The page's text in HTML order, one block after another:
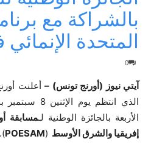
بالشراكة مع
المتحدة
0
آيتي نيوز (أورنج تونس) – أعلنت
الذي انتظم
الأربعة بالجائزة الوطنية لـمسابقة
إفريقيا والشرق الأوسط (
POESAM
).